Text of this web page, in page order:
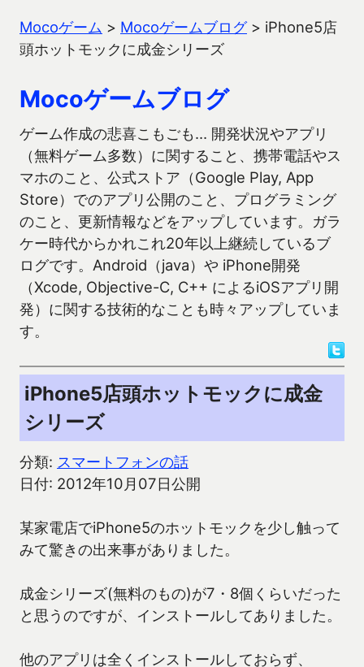
Mocoゲーム > Mocoゲームブログ> iPhone5店
頭ホットモックに成金シリーズ
Mocoゲームブログ
ゲーム作成の悲喜こもごも… 開発状況やアプリ
（無料ゲーム多数）に関すること、携帯電話やス
マホのこと、公式ストア（Google Play, App
Store）でのアプリ公開のこと、プログラミング
のこと、更新情報などをアップしています。ガラ
ケー時代からかれこれ20年以上継続しているブ
ログです。Android（java）や iPhone開発
（Xcode, Objective-C, C++ によるiOSアプリ開
発）に関する技術的なことも時々アップしていま
す。
iPhone5店頭ホットモックに成金
シリーズ
分類: スマートフォンの話
日付: 2012年10月07日公開
某家電店でiPhone5のホットモックを少し触って
みて驚きの出来事がありました。
成金シリーズ(無料のもの)が7・8個くらいだった
と思うのですが、インストールしてありました。
他のアプリは全くインストールしておらず、